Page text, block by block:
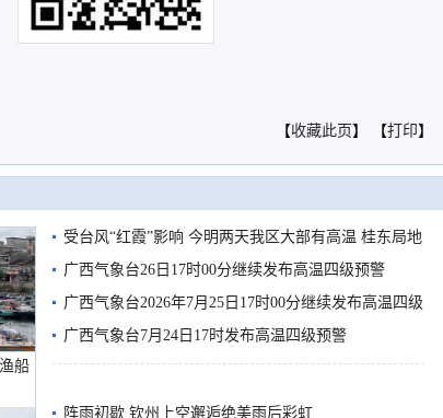
【收藏此页 】 【打印】
船
受台风“红霞”影响 今明两天我区大部有高温 桂东局地
有较强降雨
广西气象台26日17时00分继续发布高温四级预警
广西气象台2026年7月25日17时00分继续发布高温四级
预警
广西气象台7月24日17时发布高温四级预警
阵雨初歇 钦州上空邂逅绝美雨后彩虹